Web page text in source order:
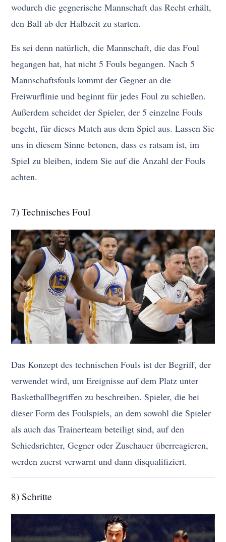
wodurch die gegnerische Mannschaft das Recht erhält,
den Ball ab der Halbzeit zu starten.
Es sei denn natürlich, die Mannschaft, die das Foul
begangen hat, hat nicht 5 Fouls begangen. Nach 5
Mannschaftsfouls kommt der Gegner an die
Freiwurflinie und beginnt für jedes Foul zu schießen.
Außerdem scheidet der Spieler, der 5 einzelne Fouls
begeht, für dieses Match aus dem Spiel aus. Lassen Sie
uns in diesem Sinne betonen, dass es ratsam ist, im
Spiel zu bleiben, indem Sie auf die Anzahl der Fouls
achten.
7) Technisches Foul
Das Konzept des technischen Fouls ist der Begriff, der
verwendet wird, um Ereignisse auf dem Platz unter
Basketballbegriffen zu beschreiben. Spieler, die bei
dieser Form des Foulspiels, an dem sowohl die Spieler
als auch das Trainerteam beteiligt sind, auf den
Schiedsrichter, Gegner oder Zuschauer überreagieren,
werden zuerst verwarnt und dann disqualifiziert.
8) Schritte